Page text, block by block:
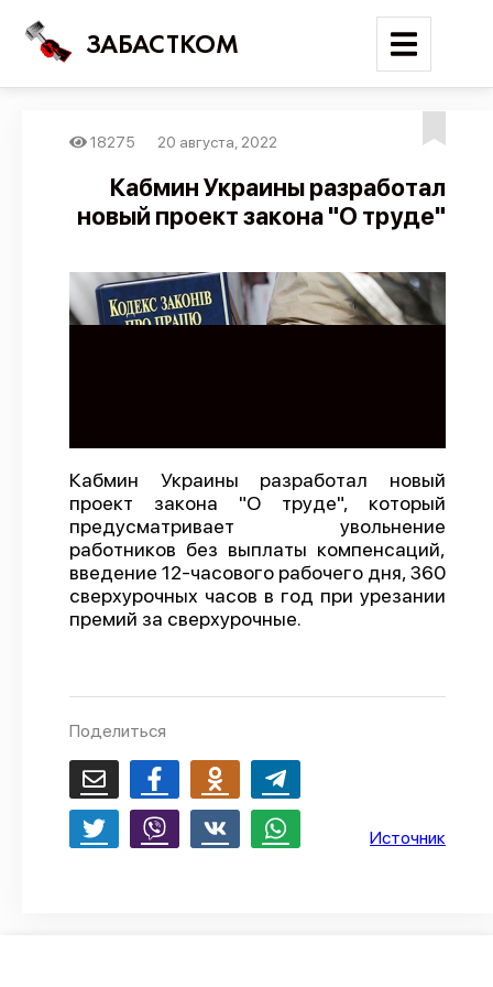
ЗАБАСТКОМ
Поиск
Карта событий
Справочник
API
О проекте
Политика конфиденциальности
18275 20 августа, 2022
Кабмин Украины разработал
новый проект закона "О труде"
Кабмин Украины разработал новый
проект закона "О труде", который
предусматривает увольнение
работников без выплаты компенсаций,
введение 12-часового рабочего дня, 360
сверхурочных часов в год при урезании
премий за сверхурочные.
Поделиться
Источник